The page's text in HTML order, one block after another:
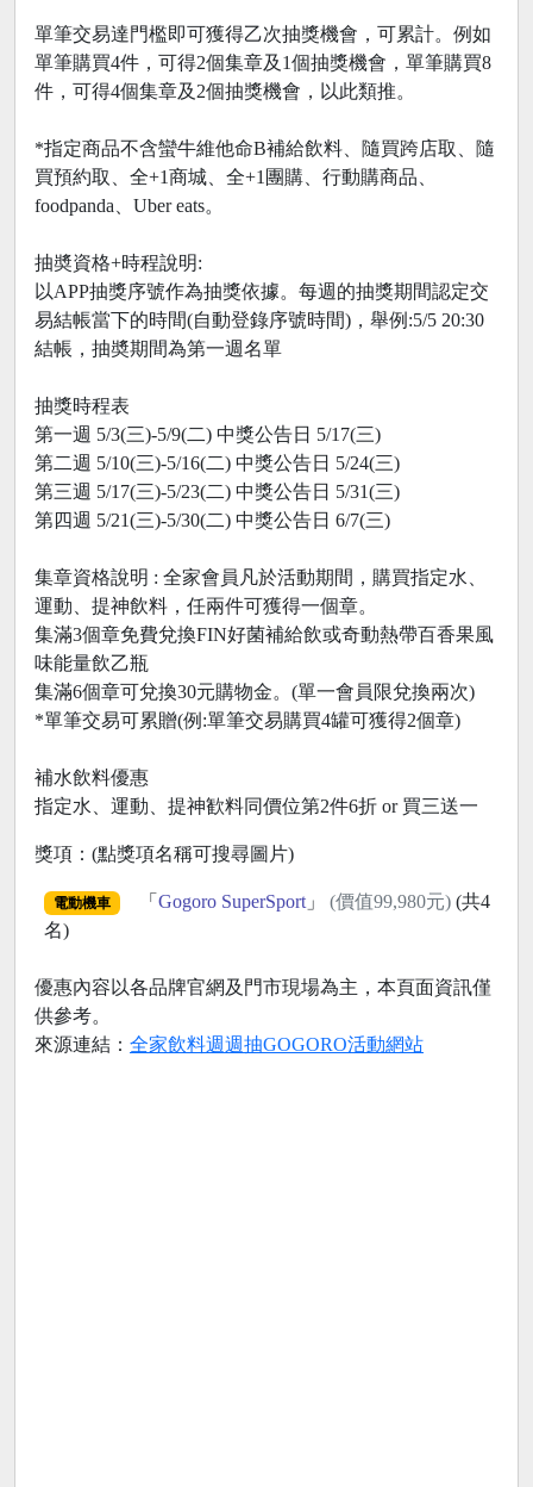
單筆交易達門檻即可獲得乙次抽獎機會，可累計。例如
單筆購買4件，可得2個集章及1個抽獎機會，單筆購買8
件，可得4個集章及2個抽獎機會，以此類推。
*指定商品不含蠻牛維他命B補給飲料、隨買跨店取、隨
買預約取、全+1商城、全+1團購、行動購商品、
foodpanda、Uber eats。
抽奬資格+時程說明:
以APP抽獎序號作為抽獎依據。每週的抽獎期間認定交
易結帳當下的時間(自動登錄序號時間)，舉例:5/5 20:30
結帳，抽奬期間為第一週名單
抽獎時程表
第一週 5/3(三)-5/9(二) 中獎公告日 5/17(三)
第二週 5/10(三)-5/16(二) 中獎公告日 5/24(三)
第三週 5/17(三)-5/23(二) 中獎公告日 5/31(三)
第四週 5/21(三)-5/30(二) 中獎公告日 6/7(三)
集章資格說明 : 全家會員凡於活動期間，購買指定水、
運動、提神飲料，任兩件可獲得一個章。
集滿3個章免費兌換FIN好菌補給飲或奇動熱帶百香果風
味能量飲乙瓶
集滿6個章可兌換30元購物金。(單一會員限兌換兩次)
*單筆交易可累贈(例:單筆交易購買4罐可獲得2個章)
補水飲料優惠
指定水、運動、提神歓料同價位第2件6折 or 買三送一
獎項：(點獎項名稱可搜尋圖片)
電動機車 「 Gogoro SuperSport」 (價值99,980元)(共4
名)
優惠內容以各品牌官網及門市現場為主，本頁面資訊僅
供參考。
來源連結： 全家飲料週週抽GOGORO活動網站